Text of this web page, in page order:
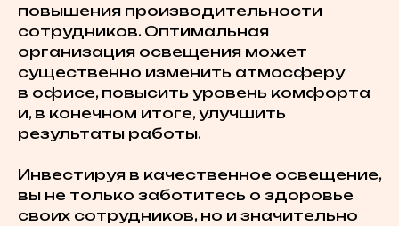
повышения производительности
сотрудников. Оптимальная
организация освещения может
существенно изменить атмосферу
в офисе, повысить уровень комфорта
и, в конечном итоге, улучшить
результаты работы.
Инвестируя в качественное освещение,
вы не только заботитесь о здоровье
своих сотрудников, но и значительно